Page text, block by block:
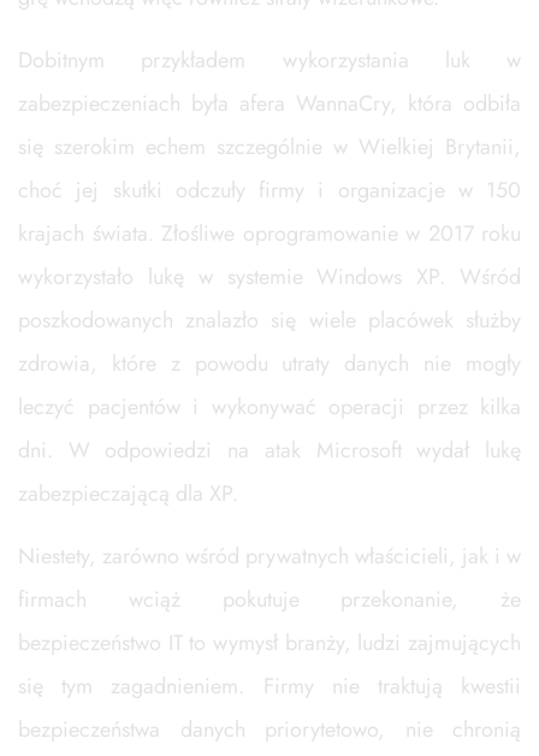
Dobitnym przykładem wykorzystania luk w
zabezpieczeniach była afera WannaCry, która odbiła
się szerokim echem szczególnie w Wielkiej Brytanii,
choć jej skutki odczuły firmy i organizacje w 150
krajach świata. Złośliwe oprogramowanie w 2017 roku
wykorzystało lukę w systemie Windows XP. Wśród
poszkodowanych znalazło się wiele placówek służby
zdrowia, które z powodu utraty danych nie mogły
leczyć pacjentów i wykonywać operacji przez kilka
dni. W odpowiedzi na atak Microsoft wydał lukę
zabezpieczającą dla XP.
Niestety, zarówno wśród prywatnych właścicieli, jak i w
firmach wciąż pokutuje przekonanie, że
bezpieczeństwo IT to wymysł branży, ludzi zajmujących
się tym zagadnieniem. Firmy nie traktują kwestii
bezpieczeństwa danych priorytetowo, nie chronią